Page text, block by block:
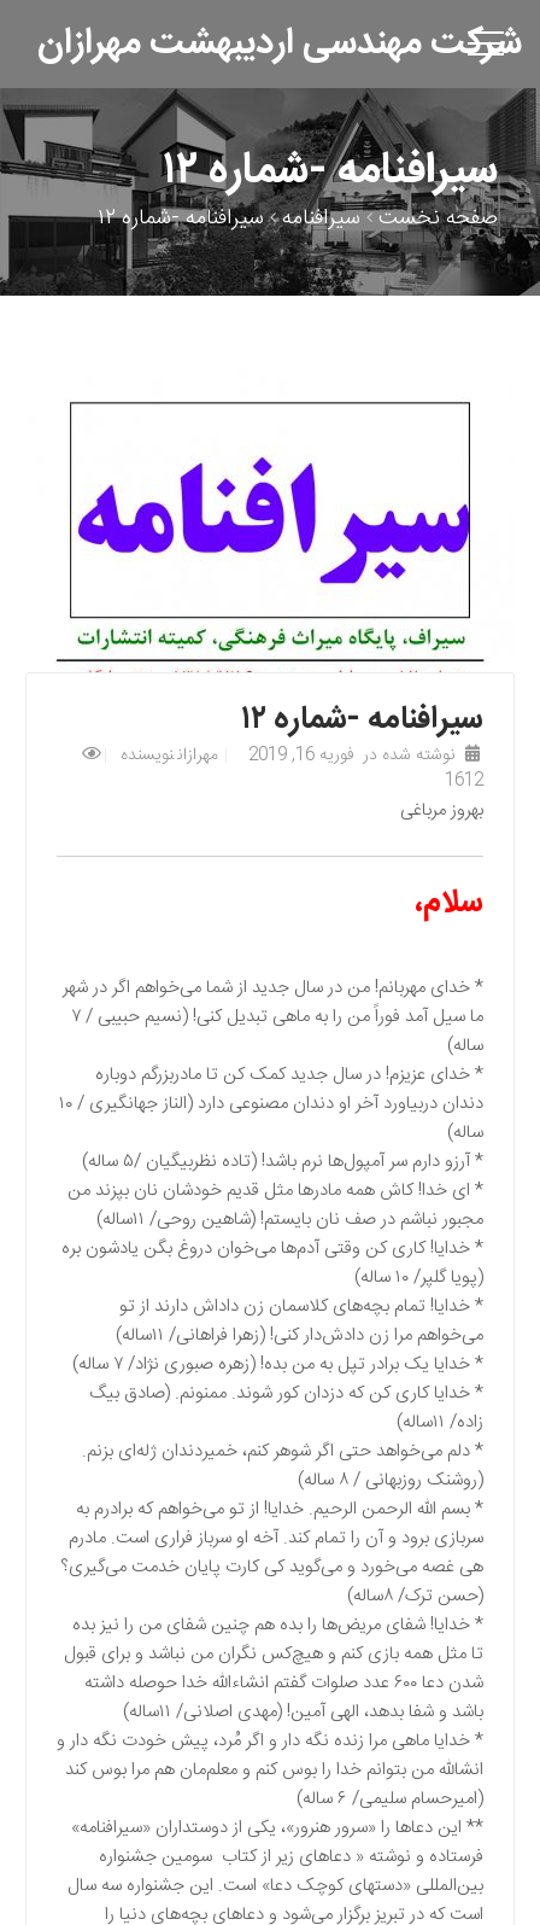
شرکت مهندسی اردیبهشت مهرازان
سیرافنامه -شماره ۱۲
صفحه نخست سیرافنامه سیرافنامه -شماره ۱۲
سیرافنامه -شماره ۱۲
نوشته شده در فوریه 16, 2019 مهرازاننویسنده
1612
بهروز مرباغی
سلام،
* خدای مهربانم! من در سال جدید از شما می‌خواهم اگر در شهر
ما سیل آمد فوراً من را به ماهی تبدیل کنی! (نسیم حبیبی / ۷
ساله)
* خدای عزیزم! در سال جدید کمک کن تا مادربزرگم دوباره
دندان دربیاورد آخر او دندان مصنوعی دارد (الناز جهانگیری / ۱۰
ساله)
* آرزو دارم سر آمپول‌ها نرم باشد! (تاده نظر‌بیگیان /۵ ساله)
* ای خدا! کاش همه مادرها مثل قدیم خودشان نان بپزند من
مجبور نباشم در صف نان بایستم! (شاهین روحی/ ۱۱ساله)
* خدایا! کاری کن وقتی آدم‌ها می‌خوان دروغ بگن یادشون بره
(پویا گلپر/ ۱۰ ساله)
* خدایا! تمام بچه‌های کلاسمان زن داداش دارند از تو
می‌خواهم مرا زن دادش‌دار کنی! (زهرا فراهانی/ ۱۱ساله)
* خدایا یک برادر تپل به من بده! (زهره صبوری نژاد/ ۷ ساله)
* خدایا کاری کن که دزدان کور شوند. ممنونم. (صادق بیگ
زاده/ ۱۱ساله)
* دلم می‌خواهد حتی اگر شوهر کنم، خمیردندان ژله‌ای بزنم.
(روشنک روزبهانی / ۸ ساله)
* بسم الله الرحمن الرحیم. خدایا! از تو می‌خواهم که برادرم به
سربازی برود و آن را تمام کند. آخه او سرباز فراری است. مادرم
هی غصه می‌خورد و می‌گوید کی کارت پایان خدمت می‌گیری؟
(حسن ترک/ ۸ساله)
* خدایا! شفای مریض‌ها را بده هم چنین شفای من را نیز بده
تا مثل همه بازی کنم و هیچ‌کس نگران من نباشد و برای قبول
شدن دعا ۶۰۰ عدد صلوات گفتم انشاء‌الله خدا حوصله داشته
باشد و شفا بدهد، الهی آمین! (مهدی اصلانی/ ۱۱ساله)
* خدایا ماهی مرا زنده نگه دار و اگر مُرد، پیش خودت نگه دار و
انشالله من بتوانم خدا را بوس کنم و معلم‌مان هم مرا بوس کند
(امیرحسام سلیمی/ ۶ ساله)
** این دعاها را «سرور هنرور»، یکی از دوستداران «سیرافنامه»
فرستاده و نوشته « دعاهای زیر از کتاب سومین جشنواره
بین‌المللی «دستهای کوچک دعا» است. این جشنواره سه سال
است که در تبریز برگزار می‌شود و دعاهای بچه‌های دنیا را